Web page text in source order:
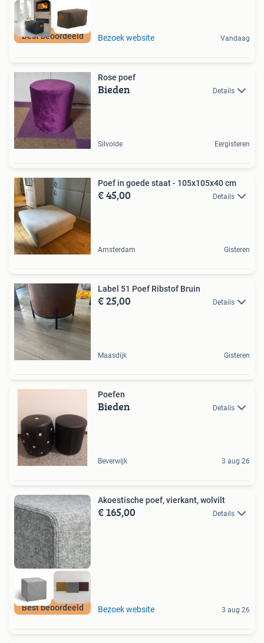
Best beoordeeld Bezoek website Vandaag
Rose poef
Bieden Details
Silvolde Eergisteren
Poef in goede staat - 105x105x40 cm
€ 45,00 Details
Amsterdam Gisteren
Label 51 Poef Ribstof Bruin
€ 25,00 Details
Maasdijk Gisteren
Poefen
Bieden Details
Beverwijk 3 aug 26
Best beoordeeld
Akoestische poef, vierkant, wolvilt
€ 165,00 Details
Bezoek website 3 aug 26